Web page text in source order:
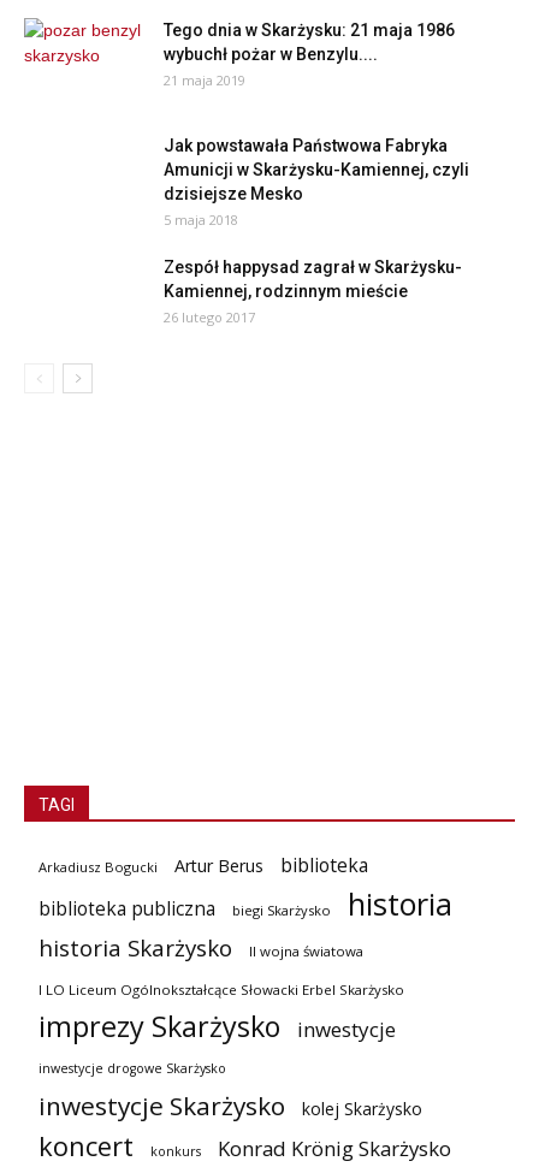
Tego dnia w Skarżysku: 21 maja 1986
wybuchł pożar w Benzylu....
21 maja 2019
Jak powstawała Państwowa Fabryka
Amunicji w Skarżysku-Kamiennej, czyli
dzisiejsze Mesko
5 maja 2018
Zespół happysad zagrał w Skarżysku-
Kamiennej, rodzinnym mieście
26 lutego 2017
TAGI
Arkadiusz Bogucki Artur Berus
biblioteka
biblioteka publiczna
biegi Skarżysko historia
historia Skarżysko II wojna światowa
I LO Liceum Ogólnokształcące Słowacki Erbel Skarżysko
imprezy Skarżysko inwestycje
inwestycje drogowe Skarżysko
inwestycje Skarżysko kolej Skarżysko
koncert konkurs Konrad Krönig Skarżysko